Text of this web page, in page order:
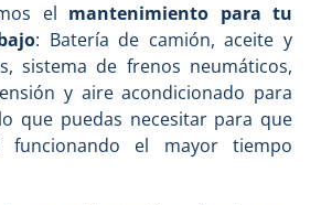
el mantenimiento para tu
: Batería de camión, aceite y
sistema de frenos neumáticos,
y aire acondicionado para
que puedas necesitar para que
el mayor tiempo